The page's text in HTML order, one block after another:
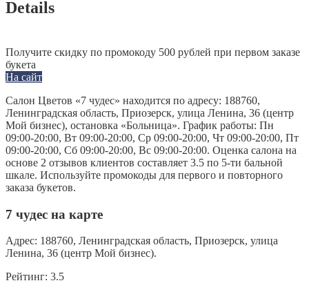
Details
Получите скидку по промокоду 500 рублей при первом заказе
букета
На сайт
Салон Цветов «7 чудес» находится по адресу: 188760,
Ленинградская область, Приозерск, улица Ленина, 36 (центр
Мой бизнес), остановка «Больница». График работы: Пн
09:00-20:00, Вт 09:00-20:00, Ср 09:00-20:00, Чт 09:00-20:00, Пт
09:00-20:00, Сб 09:00-20:00, Вс 09:00-20:00. Оценка салона на
основе 2 отзывов клиентов составляет 3.5 по 5-ти бальной
шкале. Используйте промокоды для первого и повторного
заказа букетов.
7 чудес на карте
Адрес: 188760, Ленинградская область, Приозерск, улица
Ленина, 36 (центр Мой бизнес).
Рейтинг: 3.5